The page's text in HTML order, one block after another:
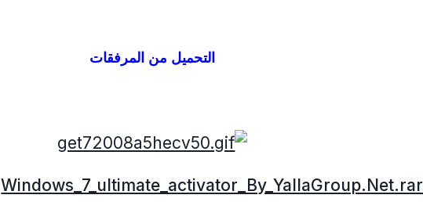
التحميل من المرفقات
Windows_7_ultimate_activator_By_YallaGroup.Net.rar